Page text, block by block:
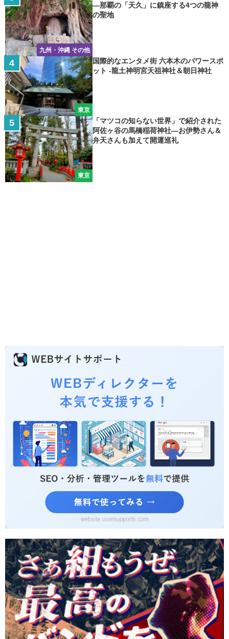
九州・沖縄 その他
―那覇の「天久」に鎮座する4つの龍神
の聖地
東京
国際的なエンタメ街 六本木のパワースポ
ット -龍土神明宮天祖神社＆朝日神社
東京
「マツコの知らない世界」で紹介された
阿佐ヶ谷の馬橋稲荷神社―お伊勢さん＆
弁天さんも加えて開運巡礼